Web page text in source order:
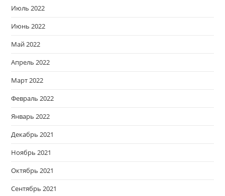
Июль 2022
Июнь 2022
Май 2022
Апрель 2022
Март 2022
Февраль 2022
Январь 2022
Декабрь 2021
Ноябрь 2021
Октябрь 2021
Сентябрь 2021